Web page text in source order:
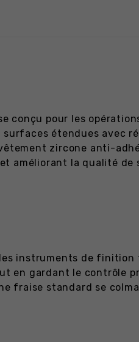
conçu pour les
étendues avec
zircone anti-
améliorant la qualité de
instruments de finition
en gardant le contrôle
fraise standard se